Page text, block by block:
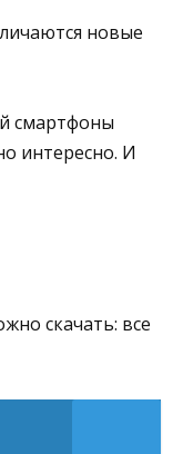
новые
смартфоны
интересно. И
скачать: все